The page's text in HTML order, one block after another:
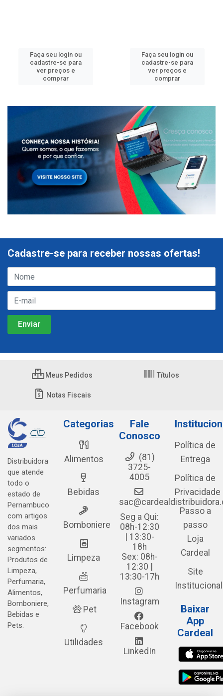
Faça seu login ou
cadastre-se para
ver preços e
comprar
Faça seu login ou
cadastre-se para
ver preços e
comprar
Cadastre-se para receber nossas ofertas!
Meus Pedidos Títulos
Notas Fiscais
Distribuidora
que atende
todo o
estado de
Pernambuco
com artigos
dos mais
variados
segmentos:
Produtos de
Limpeza,
Perfumaria,
Alimentos,
Bomboniere,
Bebidas e
Pets.
Categorias
Alimentos
Bebidas
Bomboniere
Limpeza
Perfumaria
Pet
Utilidades
Fale
Conosco
(81)
3725-
4005
Seg a Qui:
08h-12:30
| 13:30-
18h
Sex: 08h-
12:30 |
13:30-17h
Instagram
Facebook
LinkedIn
Política de
Entrega
Política de
Privacidade
Passo a
passo
Loja
Cardeal
Site
Institucional
Baixar
App
Cardeal